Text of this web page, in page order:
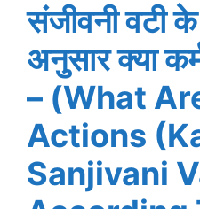
संजीवनी वटी
अनुसार क्या
– (What
Actions
Sanjivani